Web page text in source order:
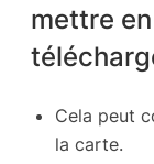
mettre
Cela peut
la carte.